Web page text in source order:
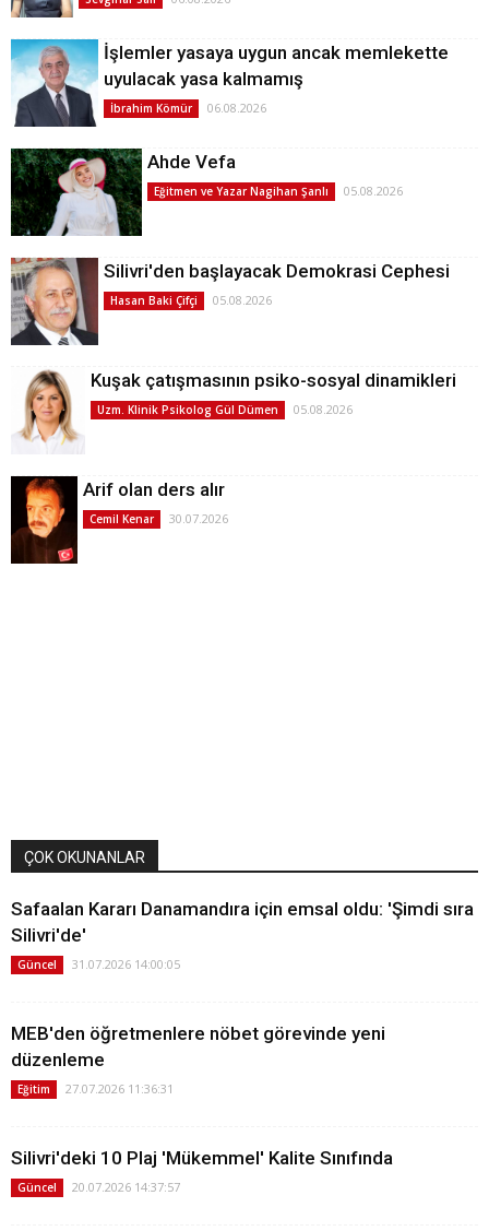
İşlemler yasaya uygun ancak memlekette
uyulacak yasa kalmamış
İbrahim Kömür 06.08.2026
Ahde Vefa
Eğitmen ve Yazar Nagihan Şanlı 05.08.2026
Silivri'den başlayacak Demokrasi Cephesi
Hasan Baki Çifçi 05.08.2026
Kuşak çatışmasının psiko-sosyal dinamikleri
Uzm. Klinik Psikolog Gül Dümen 05.08.2026
Arif olan ders alır
Cemil Kenar 30.07.2026
ÇOK OKUNANLAR
Safaalan Kararı Danamandıra için emsal oldu: 'Şimdi sıra
Silivri'de'
Güncel 31.07.2026 14:00:05
MEB'den öğretmenlere nöbet görevinde yeni
düzenleme
Eğitim 27.07.2026 11:36:31
Silivri'deki 10 Plaj 'Mükemmel' Kalite Sınıfında
Güncel 20.07.2026 14:37:57